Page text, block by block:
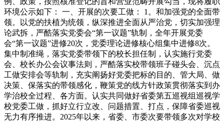
环境公示如下： 一、开展的次要工做： 1。和加强党的全面带
领。以党的扶植为统领，纵深推进全面从严治党，切实加强理
论武拆，严酷落实党委会“第一议题”轨制，全年开展党委
会“第一议题”进修20次，党委理论进修核心组集中进修8次。
集中制准绳，落实党委带领下的校长担任制，认实施行党委
会、校长办公会议事法则，严酷落实校带领班子碰头会、沉点
工做安排会等轨制，充实阐扬好党委把标的目的、管大局、做
决策、保落实的带领感化，鞭策党的线方针政策贯彻落实到办
学治校全过程、各方面。认实共同做好省委第五巡视组巡视学
校党委工做，抓好立行立改、问题措置、打点，保障省委巡视
无力有序推进。2025年以来，省委、市委次要带领多次对学校